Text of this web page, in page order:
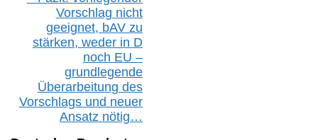
Vorschlag nicht
geeignet, bAVzu
stärken, weder in D
noch EU –
grundlegende
Überarbeitung des
Vorschlags und neuer
Ansatz nötig…